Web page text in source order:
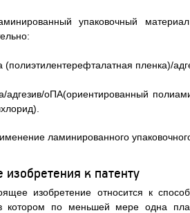
упаковочный
(полиэтилентерефталатная пленка)/
адгезив/оПА(ориентированный
ламинированного
изобретения к патенту
изобретение относится к
котором по меньшей мере одна